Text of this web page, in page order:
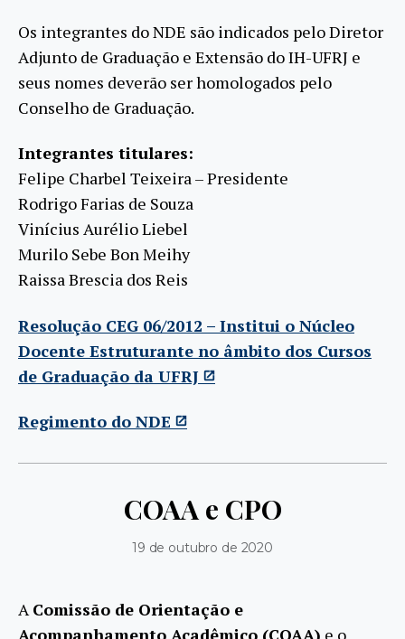
Os integrantes do NDE são indicados pelo Diretor
Adjunto de Graduação e Extensão do IH-UFRJ e
seus nomes deverão ser homologados pelo
Conselho de Graduação.
Integrantes titulares:
Felipe Charbel Teixeira – Presidente
Rodrigo Farias de Souza
Vinícius Aurélio Liebel
Murilo Sebe Bon Meihy
Raissa Brescia dos Reis
Resolução CEG 06/2012 – Institui o Núcleo
Docente Estruturante no âmbito dos Cursos
de Graduação da UFRJ
Regimento do NDE
COAA e CPO
19 de outubro de 2020
AComissão de Orientação e
Acompanhamento Acadêmico (COAA) e o